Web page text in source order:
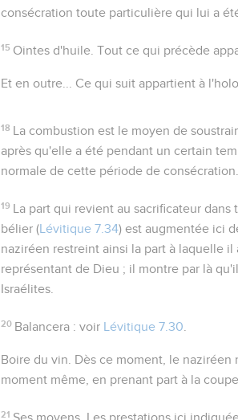
consécration toute particulière qui lui a
15 Ointes d'huile . Tout ce qui précède
Et en outre... Ce qui suit appartient à
18 La combustion est le moyen de
après qu'elle a été pendant un certain
normale de cette période de consécration.
19 La part qui revient au sacrificateur
bélier (Lévitique 7.34) est augmentée ici
naziréen restreint ainsi la part à laquelle
représentant de Dieu ; il montre par là
Israélites.
20 Balancera : voir Lévitique 7.30
Boire du vin . Dès ce moment, le
moment même, en prenant part à la
21 Ses moyens . Les prestations ici